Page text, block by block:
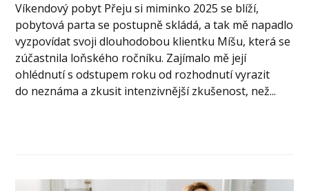
Víkendový pobyt Přeju si miminko 2025 se blíží,
pobytová parta se postupně skládá, a tak mě napadlo
vyzpovídat svoji dlouhodobou klientku Míšu, která se
zúčastnila loňského ročníku. Zajímalo mě její
ohlédnutí s odstupem roku od rozhodnutí vyrazit
do neznáma a zkusit intenzivnější zkušenost, než...